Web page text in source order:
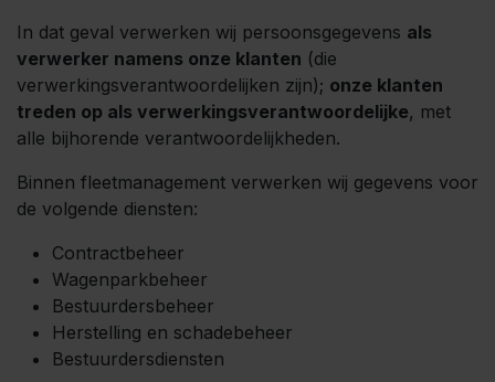
In dat geval verwerken wij persoonsgegevens als
verwerker namens onze klanten (die
verwerkingsverantwoordelijken zijn); onze klanten
treden op als verwerkingsverantwoordelijke, met
alle bijhorende verantwoordelijkheden.
Binnen fleetmanagement verwerken wij gegevens voor
de volgende diensten:
Contractbeheer
Wagenparkbeheer
Bestuurdersbeheer
Herstelling en schadebeheer
Bestuurdersdiensten